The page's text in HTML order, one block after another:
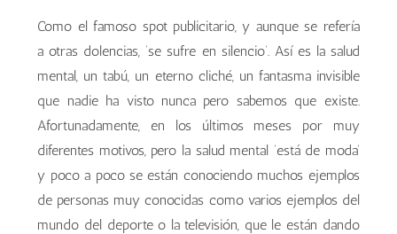
Como el famoso spot publicitario, y aunque se refería
a otras dolencias, ‘se sufre en silencio’. Así es la salud
mental, un tabú, un eterno cliché, un fantasma invisible
que nadie ha visto nunca pero sabemos que existe.
Afortunadamente, en los últimos meses por muy
diferentes motivos, pero la salud mental ‘está de moda’
y poco a poco se están conociendo muchos ejemplos
de personas muy conocidas como varios ejemplos del
mundo del deporte o la televisión, que le están dando